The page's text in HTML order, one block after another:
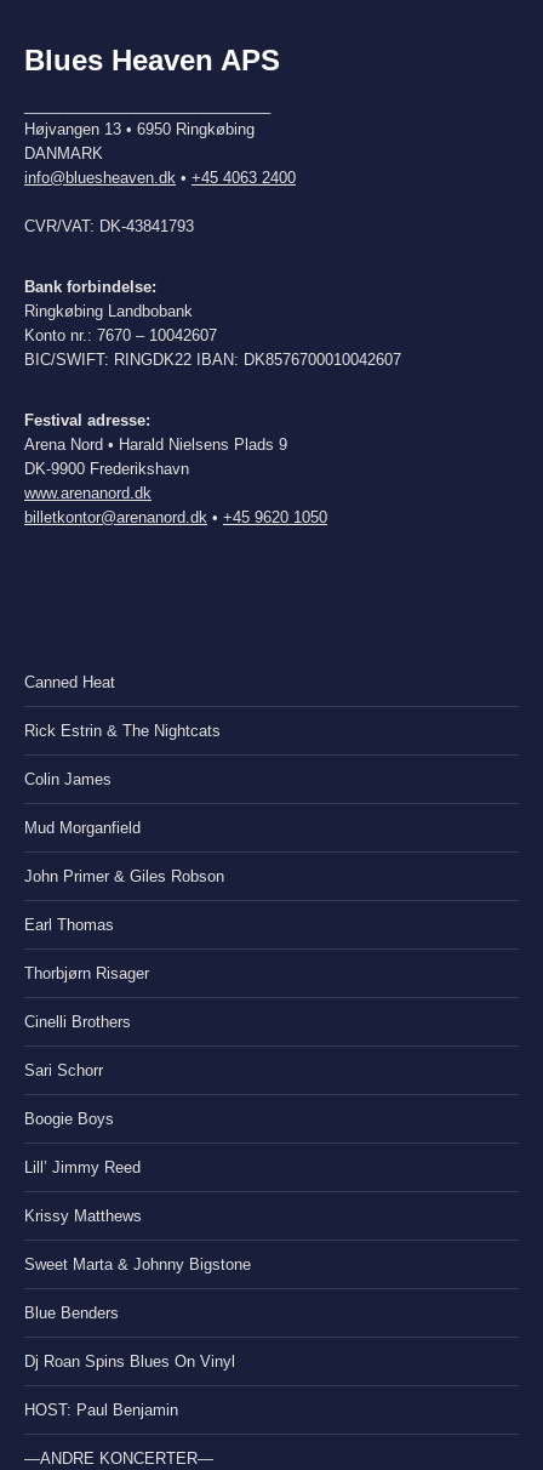
Blues Heaven APS
Højvangen 13 • 6950 Ringkøbing
DANMARK
info@bluesheaven.dk • +45 4063 2400
CVR/VAT: DK-43841793
Bank forbindelse:
Ringkøbing Landbobank
Konto nr.: 7670 – 10042607
BIC/SWIFT: RINGDK22 IBAN: DK8576700010042607
Festival adresse:
Arena Nord • Harald Nielsens Plads 9
DK-9900 Frederikshavn
www.arenanord.dk
billetkontor@arenanord.dk • +45 9620 1050
Canned Heat
Rick Estrin & The Nightcats
Colin James
Mud Morganfield
John Primer & Giles Robson
Earl Thomas
Thorbjørn Risager
Cinelli Brothers
Sari Schorr
Boogie Boys
Lill’ Jimmy Reed
Krissy Matthews
Sweet Marta & Johnny Bigstone
Blue Benders
Dj Roan Spins Blues On Vinyl
HOST: Paul Benjamin
—ANDRE KONCERTER—